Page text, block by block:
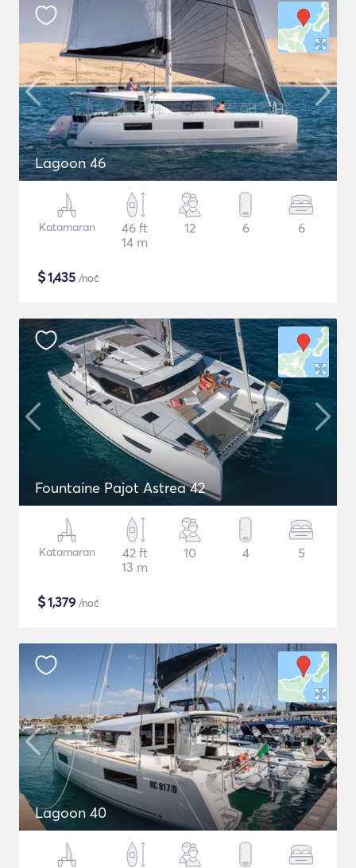
Lagoon 46
Katamaran
46 ft
14 m
12 6 6
$1,435 /noč
Fountaine Pajot Astrea 42
Katamaran
42 ft
13 m
10 4 5
$1,379 /noč
Lagoon 40